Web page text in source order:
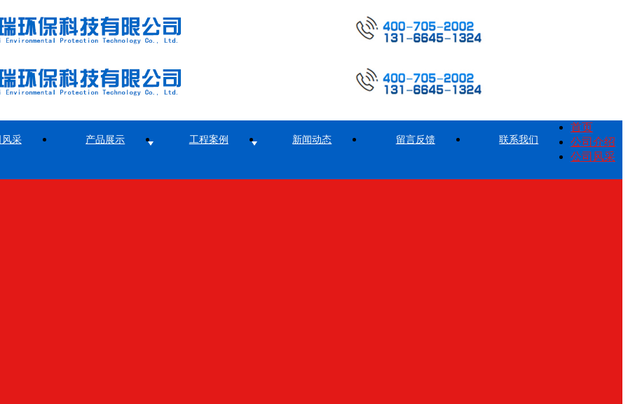
风采 产品展示 工程案例 新闻动态 留言反馈 联系我们
首页
公司介绍
公司风采